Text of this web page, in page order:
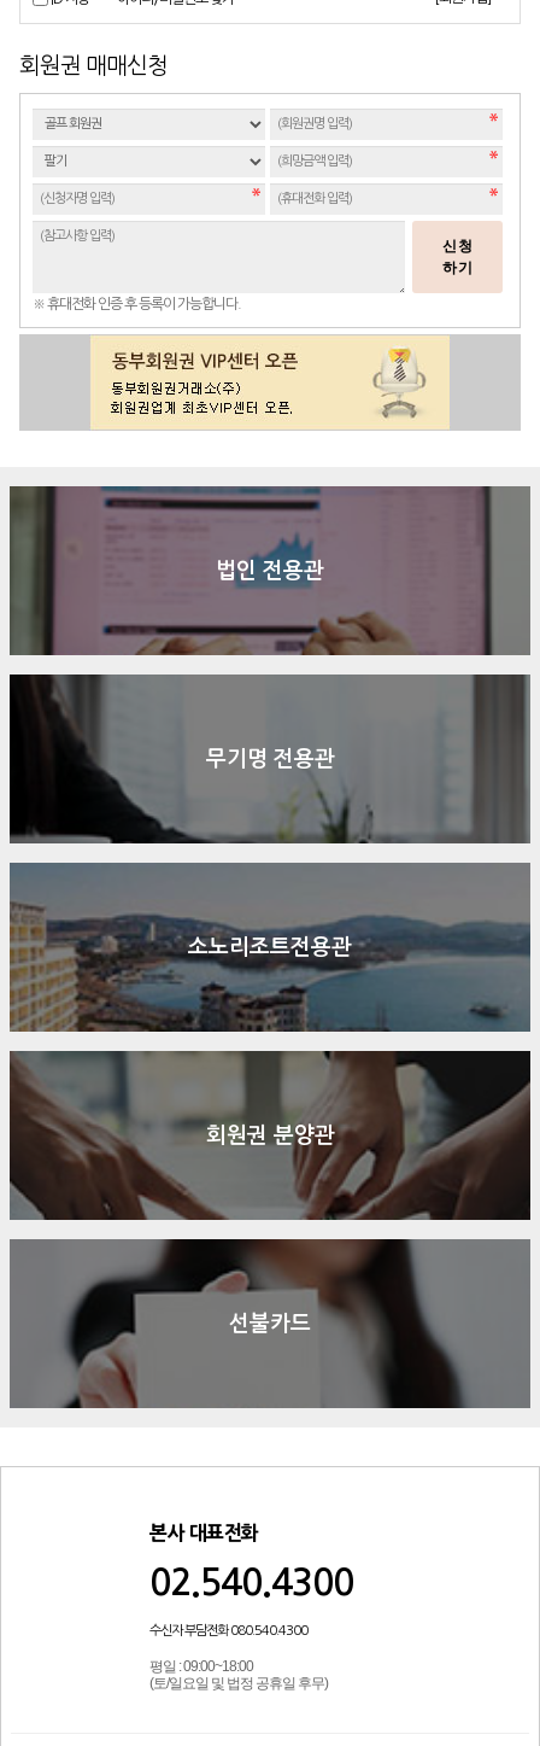
회원권 매매신청
신청
하기
※ 휴대전화 인증 후 등록이 가능합니다.
법인 전용관
무기명 전용관
소노리조트전용관
회원권 분양관
선불카드
본사 대표전화
02.540.4300
수신자 부담전화 080.540.4300
평일 : 09:00~18:00
(토/일요일 및 법정 공휴일 후무)